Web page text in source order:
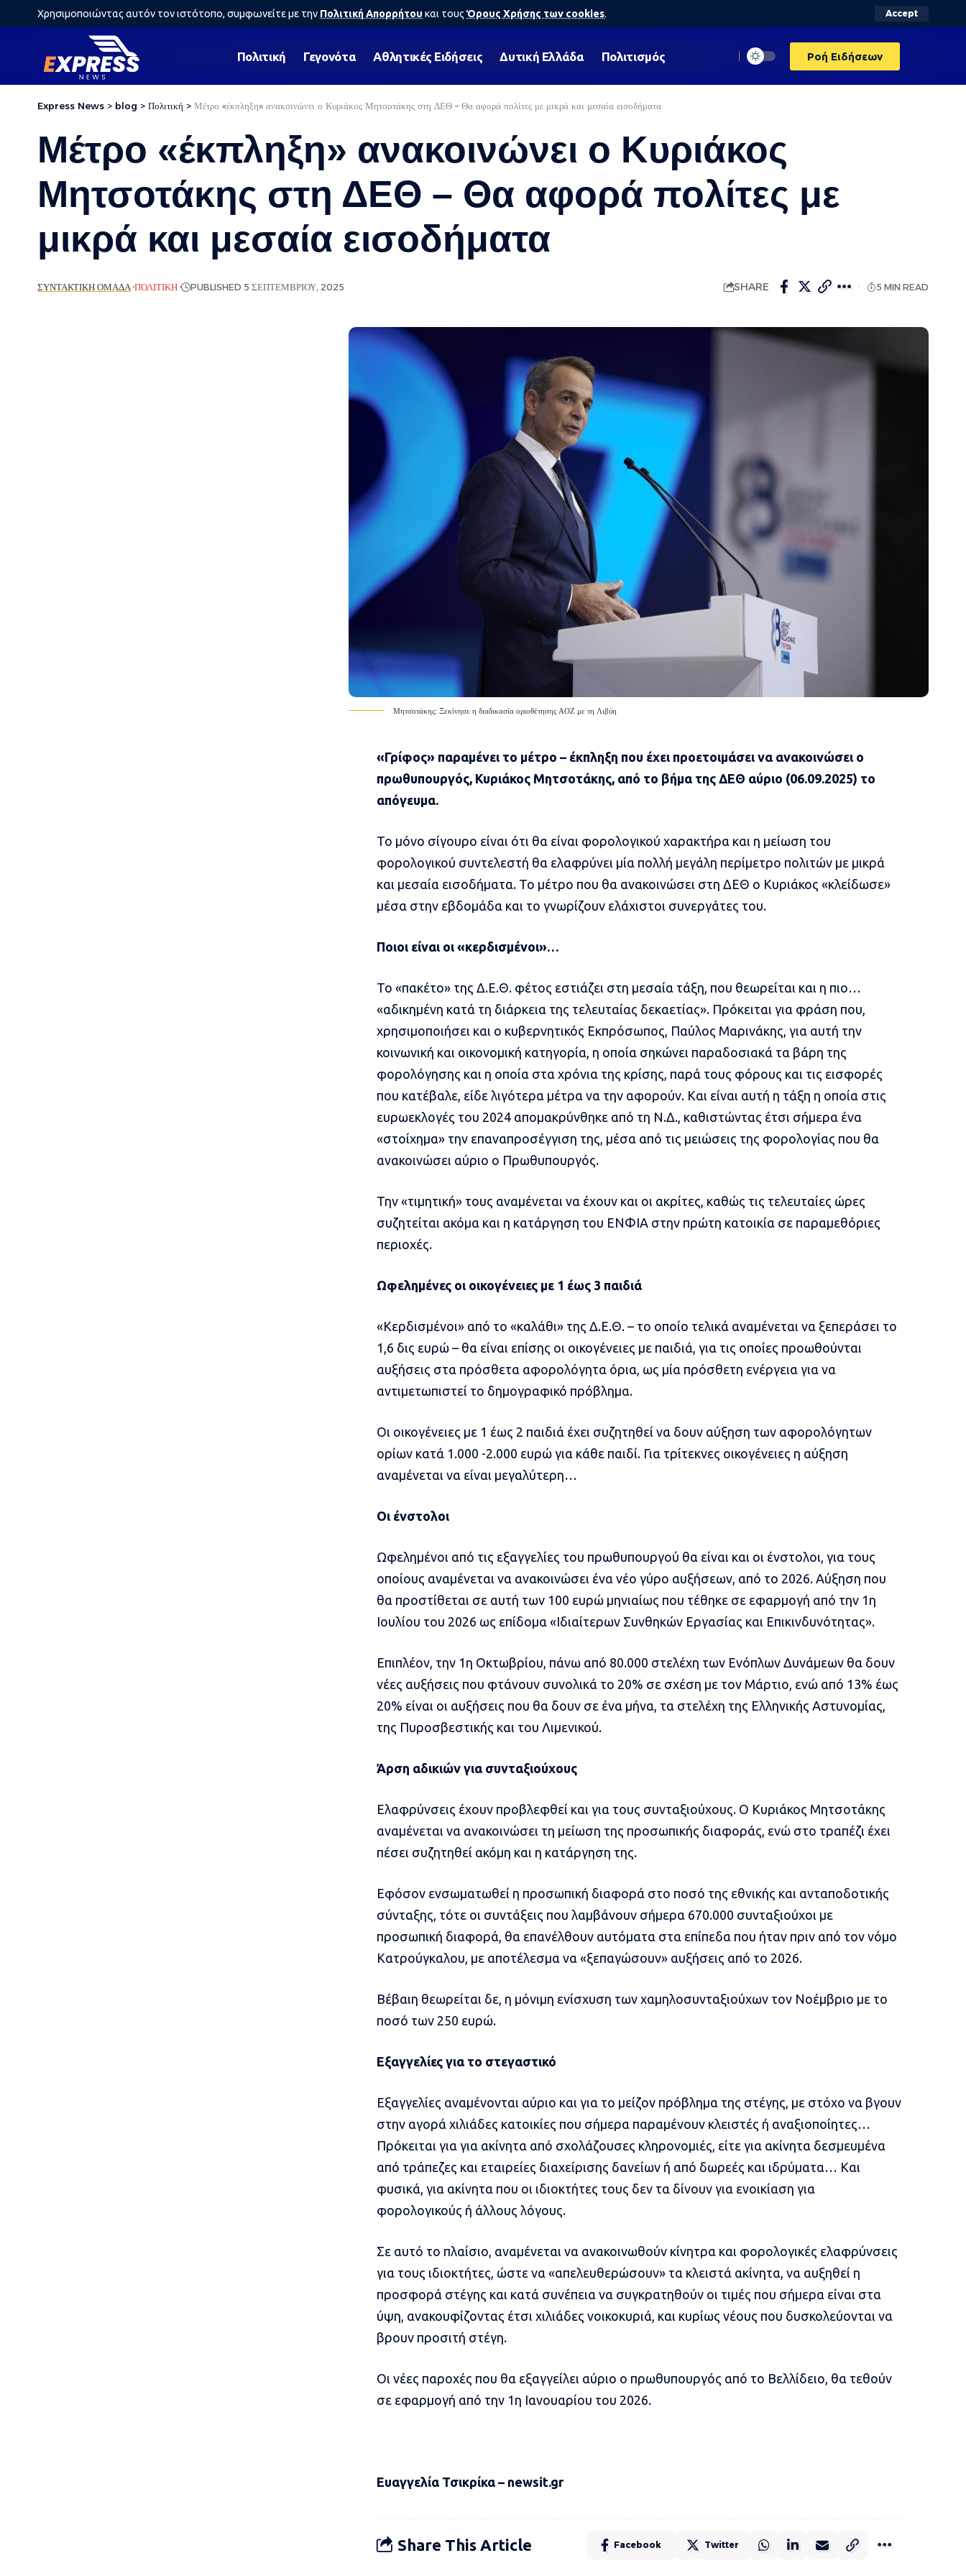
Χρησιμοποιώντας αυτόν τον ιστότοπο, συμφωνείτε με την Πολιτική Απορρήτου και τους Όρους Χρήσης των cookies. Accept
Πολιτική Γεγονότα Αθλητικές Ειδήσεις Δυτική Ελλάδα Πολιτισμός Ροή Ειδήσεων
Express News > blog > Πολιτική > Μέτρο «έκπληξη» ανακοινώνει ο Κυριάκος Μητσοτάκης στη ΔΕΘ – Θα αφορά πολίτες με μικρά και μεσαία εισοδήματα
Μέτρο «έκπληξη» ανακοινώνει ο Κυριάκος
Μητσοτάκης στη ΔΕΘ – Θα αφορά πολίτες με
μικρά και μεσαία εισοδήματα
ΣΥΝΤΑΚΤΙΚΉ ΟΜΆΔΑ ΠΟΛΙΤΙΚΉ PUBLISHED 5 ΣΕΠΤΕΜΒΡΊΟΥ, 2025 SHARE 5 MIN READ
Μητσοτάκης: Ξεκίνησε η διαδικασία οριοθέτησης ΑΟΖ με τη Λιβύη
«Γρίφος» παραμένει το μέτρο – έκπληξη που έχει προετοιμάσει να ανακοινώσει ο
πρωθυπουργός, Κυριάκος Μητσοτάκης, από το βήμα της ΔΕΘ αύριο (06.09.2025) το
απόγευμα.
Το μόνο σίγουρο είναι ότι θα είναι φορολογικού χαρακτήρα και η μείωση του
φορολογικού συντελεστή θα ελαφρύνει μία πολλή μεγάλη περίμετρο πολιτών με μικρά
και μεσαία εισοδήματα. Το μέτρο που θα ανακοινώσει στη ΔΕΘ ο Κυριάκος «κλείδωσε»
μέσα στην εβδομάδα και το γνωρίζουν ελάχιστοι συνεργάτες του.
Ποιοι είναι οι «κερδισμένοι»…
Το «πακέτο» της Δ.Ε.Θ. φέτος εστιάζει στη μεσαία τάξη, που θεωρείται και η πιο…
«αδικημένη κατά τη διάρκεια της τελευταίας δεκαετίας». Πρόκειται για φράση που,
χρησιμοποιήσει και ο κυβερνητικός Εκπρόσωπος, Παύλος Μαρινάκης, για αυτή την
κοινωνική και οικονομική κατηγορία, η οποία σηκώνει παραδοσιακά τα βάρη της
φορολόγησης και η οποία στα χρόνια της κρίσης, παρά τους φόρους και τις εισφορές
που κατέβαλε, είδε λιγότερα μέτρα να την αφορούν. Και είναι αυτή η τάξη η οποία στις
ευρωεκλογές του 2024 απομακρύνθηκε από τη Ν.Δ., καθιστώντας έτσι σήμερα ένα
«στοίχημα» την επαναπροσέγγιση της, μέσα από τις μειώσεις της φορολογίας που θα
ανακοινώσει αύριο ο Πρωθυπουργός.
Την «τιμητική» τους αναμένεται να έχουν και οι ακρίτες, καθώς τις τελευταίες ώρες
συζητείται ακόμα και η κατάργηση του ΕΝΦΙΑ στην πρώτη κατοικία σε παραμεθόριες
περιοχές.
Ωφελημένες οι οικογένειες με 1 έως 3 παιδιά
«Κερδισμένοι» από το «καλάθι» της Δ.Ε.Θ. – το οποίο τελικά αναμένεται να ξεπεράσει το
1,6 δις ευρώ – θα είναι επίσης οι οικογένειες με παιδιά, για τις οποίες προωθούνται
αυξήσεις στα πρόσθετα αφορολόγητα όρια, ως μία πρόσθετη ενέργεια για να
αντιμετωπιστεί το δημογραφικό πρόβλημα.
Οι οικογένειες με 1 έως 2 παιδιά έχει συζητηθεί να δουν αύξηση των αφορολόγητων
ορίων κατά 1.000 -2.000 ευρώ για κάθε παιδί. Για τρίτεκνες οικογένειες η αύξηση
αναμένεται να είναι μεγαλύτερη…
Οι ένστολοι
Ωφελημένοι από τις εξαγγελίες του πρωθυπουργού θα είναι και οι ένστολοι, για τους
οποίους αναμένεται να ανακοινώσει ένα νέο γύρο αυξήσεων, από το 2026. Αύξηση που
θα προστίθεται σε αυτή των 100 ευρώ μηνιαίως που τέθηκε σε εφαρμογή από την 1η
Ιουλίου του 2026 ως επίδομα «Ιδιαίτερων Συνθηκών Εργασίας και Επικινδυνότητας».
Επιπλέον, την 1η Οκτωβρίου, πάνω από 80.000 στελέχη των Ενόπλων Δυνάμεων θα δουν
νέες αυξήσεις που φτάνουν συνολικά το 20% σε σχέση με τον Μάρτιο, ενώ από 13% έως
20% είναι οι αυξήσεις που θα δουν σε ένα μήνα, τα στελέχη της Ελληνικής Αστυνομίας,
της Πυροσβεστικής και του Λιμενικού.
Άρση αδικιών για συνταξιούχους
Ελαφρύνσεις έχουν προβλεφθεί και για τους συνταξιούχους. Ο Κυριάκος Μητσοτάκης
αναμένεται να ανακοινώσει τη μείωση της προσωπικής διαφοράς, ενώ στο τραπέζι έχει
πέσει συζητηθεί ακόμη και η κατάργηση της.
Εφόσον ενσωματωθεί η προσωπική διαφορά στο ποσό της εθνικής και ανταποδοτικής
σύνταξης, τότε οι συντάξεις που λαμβάνουν σήμερα 670.000 συνταξιούχοι με
προσωπική διαφορά, θα επανέλθουν αυτόματα στα επίπεδα που ήταν πριν από τον νόμο
Κατρούγκαλου, με αποτέλεσμα να «ξεπαγώσουν» αυξήσεις από το 2026.
Βέβαιη θεωρείται δε, η μόνιμη ενίσχυση των χαμηλοσυνταξιούχων τον Νοέμβριο με το
ποσό των 250 ευρώ.
Εξαγγελίες για το στεγαστικό
Εξαγγελίες αναμένονται αύριο και για το μείζον πρόβλημα της στέγης, με στόχο να βγουν
στην αγορά χιλιάδες κατοικίες που σήμερα παραμένουν κλειστές ή αναξιοποίητες…
Πρόκειται για για ακίνητα από σχολάζουσες κληρονομιές, είτε για ακίνητα δεσμευμένα
από τράπεζες και εταιρείες διαχείρισης δανείων ή από δωρεές και ιδρύματα… Και
φυσικά, για ακίνητα που οι ιδιοκτήτες τους δεν τα δίνουν για ενοικίαση για
φορολογικούς ή άλλους λόγους.
Σε αυτό το πλαίσιο, αναμένεται να ανακοινωθούν κίνητρα και φορολογικές ελαφρύνσεις
για τους ιδιοκτήτες, ώστε να «απελευθερώσουν» τα κλειστά ακίνητα, να αυξηθεί η
προσφορά στέγης και κατά συνέπεια να συγκρατηθούν οι τιμές που σήμερα είναι στα
ύψη, ανακουφίζοντας έτσι χιλιάδες νοικοκυριά, και κυρίως νέους που δυσκολεύονται να
βρουν προσιτή στέγη.
Οι νέες παροχές που θα εξαγγείλει αύριο ο πρωθυπουργός από το Βελλίδειο, θα τεθούν
σε εφαρμογή από την 1η Ιανουαρίου του 2026.
Ευαγγελία Τσικρίκα – newsit.gr
Share This Article Facebook Twitter